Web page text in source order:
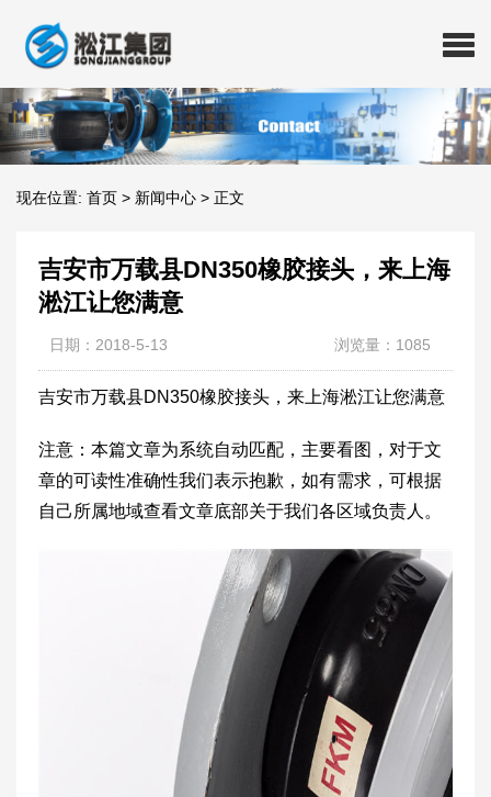
现在位置: 首页 > 新闻中心 > 正文
吉安市万载县DN350橡胶接头，来上海
淞江让您满意
日期：2018-5-13 浏览量：1085
吉安市万载县DN350橡胶接头，来上海淞江让您满意
注意：本篇文章为系统自动匹配，主要看图，对于文
章的可读性准确性我们表示抱歉，如有需求，可根据
自己所属地域查看文章底部关于我们各区域负责人。